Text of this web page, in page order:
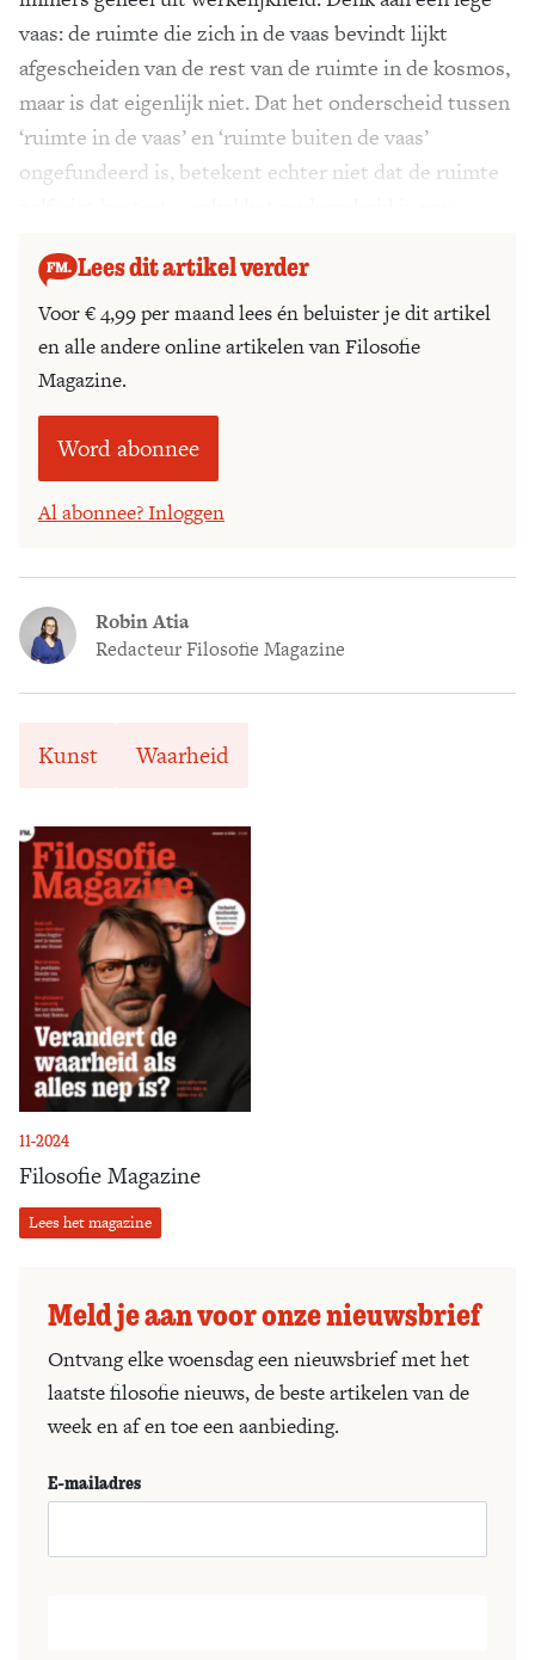
11-2024
Filosofie Magazine
Lees het magazine
vaas: de ruimte die zich in de vaas bevindt lijkt
afgescheiden van de rest van de ruimte in de kosmos,
maar is dat eigenlijk niet. Dat het onderscheid tussen
‘ruimte in de vaas’ en ‘ruimte buiten de vaas’
ongefundeerd is, betekent echter niet dat de ruimte
Lees dit artikel verder
Voor € 4,99 per maand lees én beluister je dit artikel
en alle andere online artikelen van Filosofie
Magazine.
Word abonnee
Al abonnee? Inloggen
Robin Atia
Redacteur Filosofie Magazine
Kunst Waarheid
Meld je aan voor onze nieuwsbrief
Ontvang elke woensdag een nieuwsbrief met het
laatste filosofie nieuws, de beste artikelen van de
week en af en toe een aanbieding.
E-mailadres